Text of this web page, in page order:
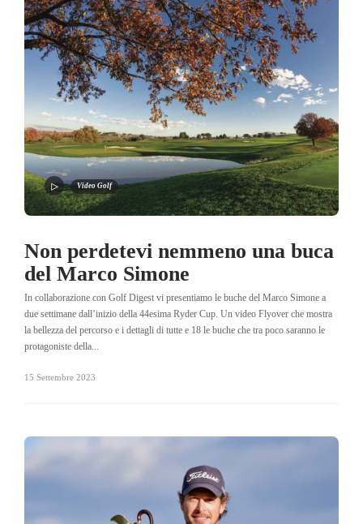
Video Golf
Non perdetevi nemmeno una buca
del Marco Simone
In collaborazione con Golf Digest vi presentiamo le buche del Marco Simone a
due settimane dall’inizio della 44esima Ryder Cup. Un video Flyover che mostra
la bellezza del percorso e i dettagli di tutte e 18 le buche che tra poco saranno le
protagoniste della...
15 Settembre 2023